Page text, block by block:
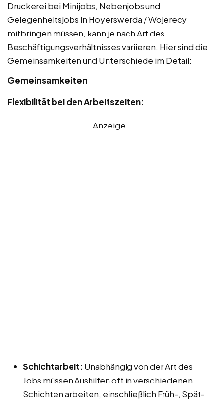
Druckerei bei Minijobs, Nebenjobs und
Gelegenheitsjobs in Hoyerswerda / Wojerecy
mitbringen müssen, kann je nach Art des
Beschäftigungsverhältnisses variieren. Hier sind die
Gemeinsamkeiten und Unterschiede im Detail:
Gemeinsamkeiten
Flexibilität bei den Arbeitszeiten:
Anzeige
Schichtarbeit: Unabhängig von der Art des
Jobs müssen Aushilfen oft in verschiedenen
Schichten arbeiten, einschließlich Früh-, Spät-